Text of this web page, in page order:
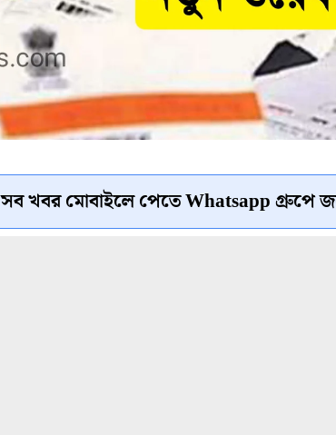
সব খবর মোবাইলে পেতে Whatsapp গ্রুপে